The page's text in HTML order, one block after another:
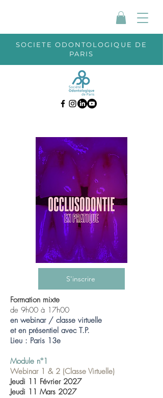
SOCIETE ODONTOLOGIQUE DE
PARIS
S'inscrire
Formation mixte
de 9h00 à 17h00
en webinar / classe virtuelle
et en présentiel avec T.P.
Lieu : Paris 13e
Module n°1
Webinar 1 & 2 (Classe Virtuelle)
Jeudi 11 Février 2027
Jeudi 11 Mars 2027